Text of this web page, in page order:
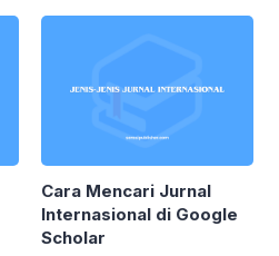
Cara Mencari Jurnal
Internasional di Google
Scholar